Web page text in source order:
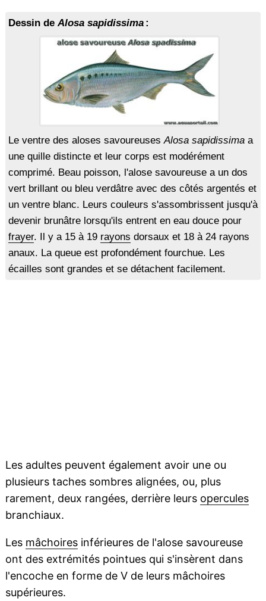
Dessin deAlosa sapidissima:
Le ventre des aloses savoureusesAlosa sapidissimaa
une quille distincte et leur corps est modérément
comprimé. Beau poisson, l'alose savoureuse a un dos
vert brillant ou bleu verdâtre avec des côtés argentés et
un ventre blanc. Leurs couleurs s'assombrissent jusqu'à
devenir brunâtre lorsqu'ils entrent en eau douce pour
frayer. Il y a 15 à 19 rayons dorsaux et 18 à 24 rayons
anaux. La queue est profondément fourchue. Les
écailles sont grandes et se détachent facilement.
Les adultes peuvent également avoir une ou
plusieurs taches sombres alignées, ou, plus
rarement, deux rangées, derrière leurs opercules
branchiaux.
Les mâchoiresinférieures de l'alose savoureuse
ont des extrémités pointues qui s'insèrent dans
l'encoche en forme de V de leurs mâchoires
supérieures.